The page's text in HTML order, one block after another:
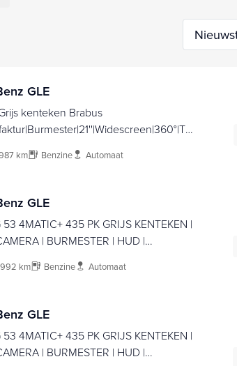
GLE
kenteken Brabus
km Benzine Automaat
GLE
53 4MATIC+ 435 PK GRIJS KENTEKEN |
| BURMESTER | HUD |
km Benzine Automaat
GLE
53 4MATIC+ 435 PK GRIJS KENTEKEN |
| BURMESTER | HUD |